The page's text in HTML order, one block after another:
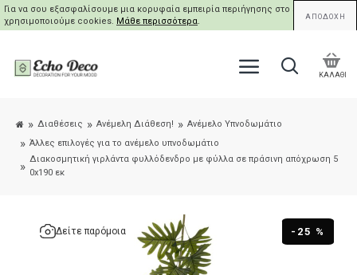
Για να σου εξασφαλίσουμε μια κορυφαία εμπειρία περιήγησης στο site μας,
χρησιμοποιούμε cookies. Μάθε περισσότερα. ΑΠΟΔΟΧΗ
ΚΑΛΑΘΙ
Διαθέσεις Ανέμελη Διάθεση!
Ανέμελο Υπνοδωμάτιο
Άλλες επιλογές για το ανέμελο υπνοδωμάτιο
Διακοσμητική γιρλάντα φυλλόδενδρο με φύλλα σε πράσινη απόχρωση 5
0x190 εκ
-25 %
Δείτε παρόμοια